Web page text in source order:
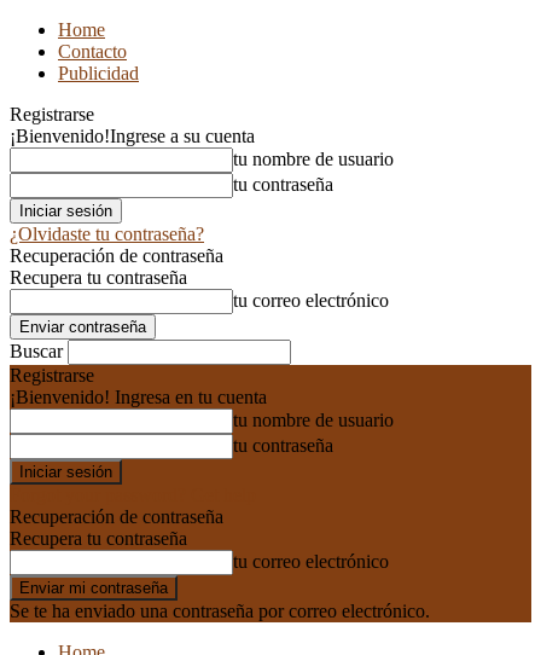
Home
Contacto
Publicidad
Registrarse
¡Bienvenido!Ingrese a su cuenta
tu nombre de usuario
tu contraseña
¿Olvidaste tu contraseña?
Recuperación de contraseña
Recupera tu contraseña
tu correo electrónico
Buscar
Registrarse
¡Bienvenido! Ingresa en tu cuenta
tu nombre de usuario
tu contraseña
Recuperación de contraseña
Recupera tu contraseña
tu correo electrónico
Se te ha enviado una contraseña por correo electrónico.